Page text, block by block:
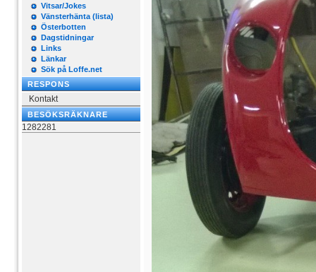
Vitsar/Jokes
Vänsterhänta (lista)
Österbotten
Dagstidningar
Links
Länkar
Sök på Loffe.net
RESPONS
Kontakt
BESÖKSRÄKNARE
1282281